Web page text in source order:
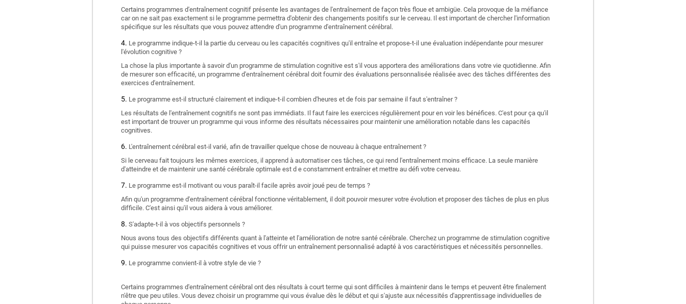
Certains programmes d'entraînement cognitif présente les avantages de l'entraînement de façon très floue et ambigüe. Cela provoque de la méfiance
car on ne sait pas exactement si le programme permettra d'obtenir des changements positifs sur le cerveau. Il est important de chercher l'information
spécifique sur les résultats que vous pouvez attendre d'un programme d'entraînement cérébral.
Le programme indique-t-il la partie du cerveau ou les capacités cognitives qu'il entraîne et propose-t-il une évaluation indépendante pour mesurer
l'évolution cognitive ?
La chose la plus importante à savoir d'un programme de stimulation cognitive est s'il vous apportera des améliorations dans votre vie quotidienne. Afin
de mesurer son efficacité, un programme d'entraînement cérébral doit fournir des évaluations personnalisée réalisée avec des tâches différentes des
exercices d'entraînement.
Le programme est-il structuré clairement et indique-t-il combien d'heures et de fois par semaine il faut s'entraîner ?
Les résultats de l'entraînement cognitifs ne sont pas immédiats. Il faut faire les exercices régulièrement pour en voir les bénéfices. C'est pour ça qu'il
est important de trouver un programme qui vous informe des résultats nécessaires pour maintenir une amélioration notable dans les capacités
cognitives.
L'entraînement cérébral est-il varié, afin de travailler quelque chose de nouveau à chaque entraînement ?
Si le cerveau fait toujours les mêmes exercices, il apprend à automatiser ces tâches, ce qui rend l'entraînement moins efficace. La seule manière
d'atteindre et de maintenir une santé cérébrale optimale est d e constamment entraîner et mettre au défi votre cerveau.
Le programme est-il motivant ou vous paraît-il facile après avoir joué peu de temps ?
Afin qu'un programme d'entraînement cérébral fonctionne véritablement, il doit pouvoir mesurer votre évolution et proposer des tâches de plus en plus
difficile. C'est ainsi qu'il vous aidera à vous améliorer.
S'adapte-t-il à vos objectifs personnels ?
Nous avons tous des objectifs différents quant à l'atteinte et l'amélioration de notre santé cérébrale. Cherchez un programme de stimulation cognitive
qui puisse mesurer vos capacités cognitives et vous offrir un entraînement personnalisé adapté à vos caractéristiques et nécessités personnelles.
Le programme convient-il à votre style de vie ?
Certains programmes d'entraînement cérébral ont des résultats à court terme qui sont difficiles à maintenir dans le temps et peuvent être finalement
n'être que peu utiles. Vous devez choisir un programme qui vous évalue dès le début et qui s'ajuste aux nécessités d'apprentissage individuelles de